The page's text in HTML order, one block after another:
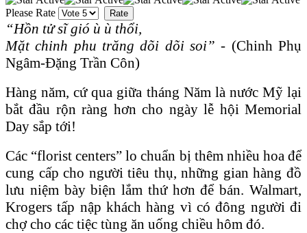
Please Rate
“Hồn tử sĩ gió ù ù thổi,
Mặt chinh phu trăng dõi dõi soi” - (Chinh Phụ
Ngâm-Đặng Trần Côn)
Hàng năm, cứ qua giữa tháng Năm là nước Mỹ lại
bắt đầu rộn ràng hơn cho ngày lễ hội Memorial
Day sắp tới!
Các “florist centers” lo chuẩn bị thêm nhiều hoa để
cung cấp cho người tiêu thụ, những gian hàng đồ
lưu niệm bày biện lắm thứ hơn để bán. Walmart,
Krogers tấp nập khách hàng vì có đông người đi
chợ cho các tiệc tùng ăn uống chiều hôm đó.